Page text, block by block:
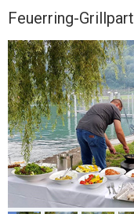
Feuerring-